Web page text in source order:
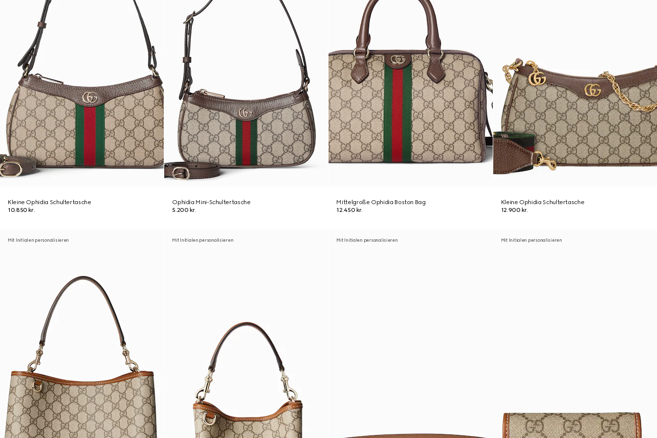
Kleine Ophidia Schultertasche
10.850 kr.
Ophidia Mini-Schultertasche
5.200 kr.
Mittelgroße Ophidia Boston Bag
12.450 kr.
Kleine Ophidia Schultertasche
12.900 kr.
Mit Initialen personalisieren Mit Initialen personalisieren Mit Initialen personalisieren Mit Initialen personalisieren